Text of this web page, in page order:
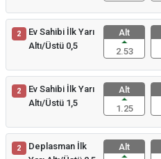
2
Ev Sahibi İlk Yarı
Altı/Üstü 0,5
Alt
2.53
2
Ev Sahibi İlk Yarı
Altı/Üstü 1,5
Alt
1.25
2
Deplasman İlk
Alt